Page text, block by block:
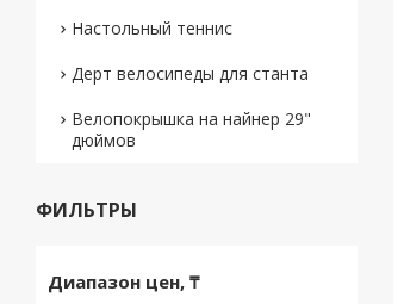
Настольный теннис
Дерт велосипеды для станта
Велопокрышка на найнер 29"
дюймов
ФИЛЬТРЫ
Диапазон цен, ₸